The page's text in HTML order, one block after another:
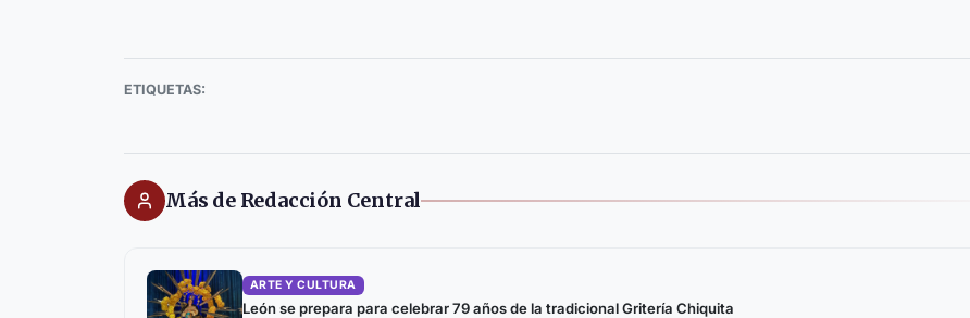
ETIQUETAS:
Más de Redacción Central
ARTE Y CULTURA
León se prepara para celebrar 79 años de la tradicional Gritería Chiquita